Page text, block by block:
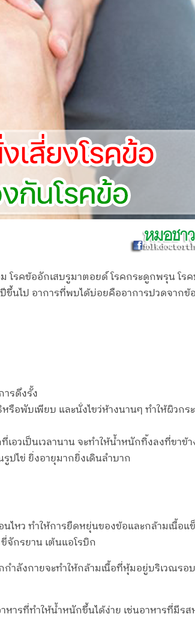
โรคข้ออักเสบรูมาตอยด์ โรคกระดูกพรุน โร
ป อาการที่พบได้บ่อยคืออาการปวดจากข้อเ
รดึงรั้ง
อพับเพียบ และนั่งไขว่ห้างนานๆ ทำให้ผิวก
อวเป็นเวลานาน จะทำให้น้ำหนักทิ้งลงที่ขาข้
รูปไข่ ยิ่งอายุมากยิ่งเดินลำบาก
ไหว ทำให้การยืดหยุ่นของข้อและกล้ามเนื้อ
จักรยาน เต้นแอโรบิก
กำลังกายจะทำให้กล้ามเนื้อที่หุ้มอยู่บริเวณร
รที่ทำให้น้ำหนักขึ้นได้ง่าย เช่นอาหารที่มีร